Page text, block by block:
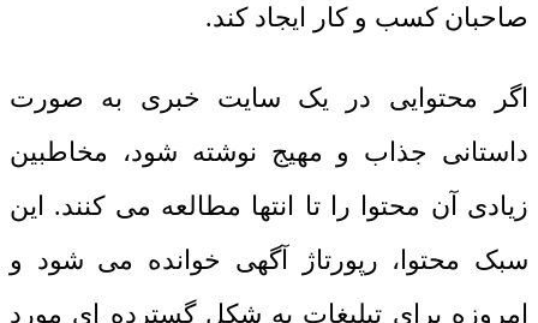
صاحبان کسب و کار ایجاد کند.
اگر محتوایی در یک سایت خبری به صورت
داستانی جذاب و مهیج نوشته شود، مخاطبین
زیادی آن محتوا را تا انتها مطالعه می کنند. این
سبک محتوا، رپورتاژ آگهی خوانده می شود و
امروزه برای تبلیغات به شکل گسترده ای مورد